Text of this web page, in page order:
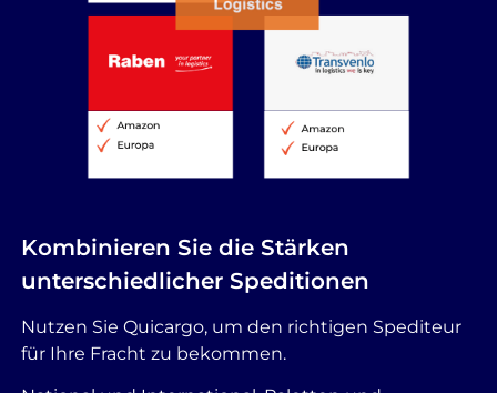
Kombinieren Sie die Stärken
unterschiedlicher Speditionen
Nutzen Sie Quicargo, um den richtigen Spediteur
für Ihre Fracht zu bekommen.